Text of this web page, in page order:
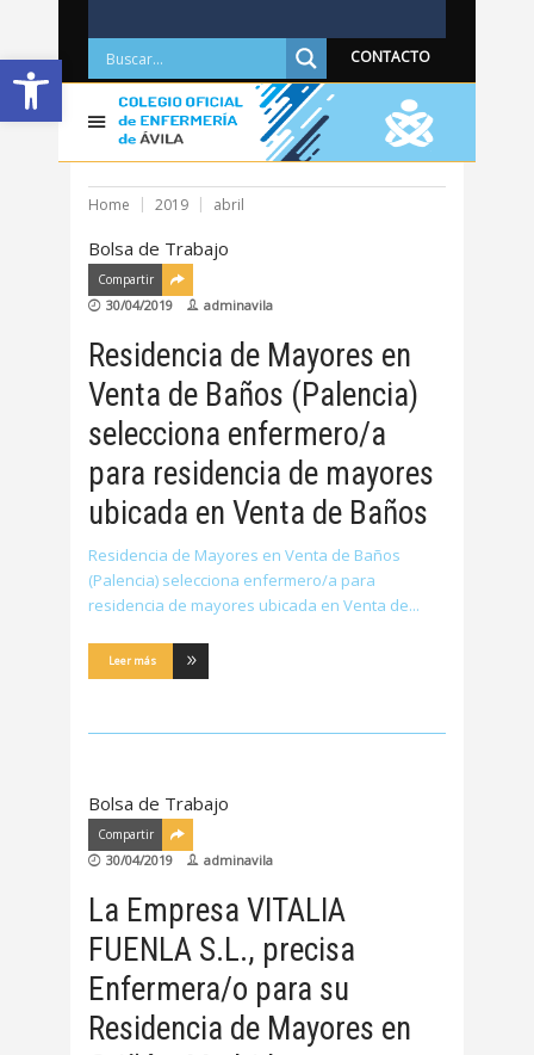
Abrir barra de herramientas CONTACTO
Home 2019 abril
Bolsa de Trabajo
Compartir
30/04/2019 adminavila
Residencia de Mayores en
Venta de Baños (Palencia)
selecciona enfermero/a
para residencia de mayores
ubicada en Venta de Baños
Residencia de Mayores en Venta de Baños
(Palencia) selecciona enfermero/a para
residencia de mayores ubicada en Venta de
Leer más
Bolsa de Trabajo
Compartir
30/04/2019 adminavila
La Empresa VITALIA
FUENLA S.L., precisa
Enfermera/o para su
Residencia de Mayores en